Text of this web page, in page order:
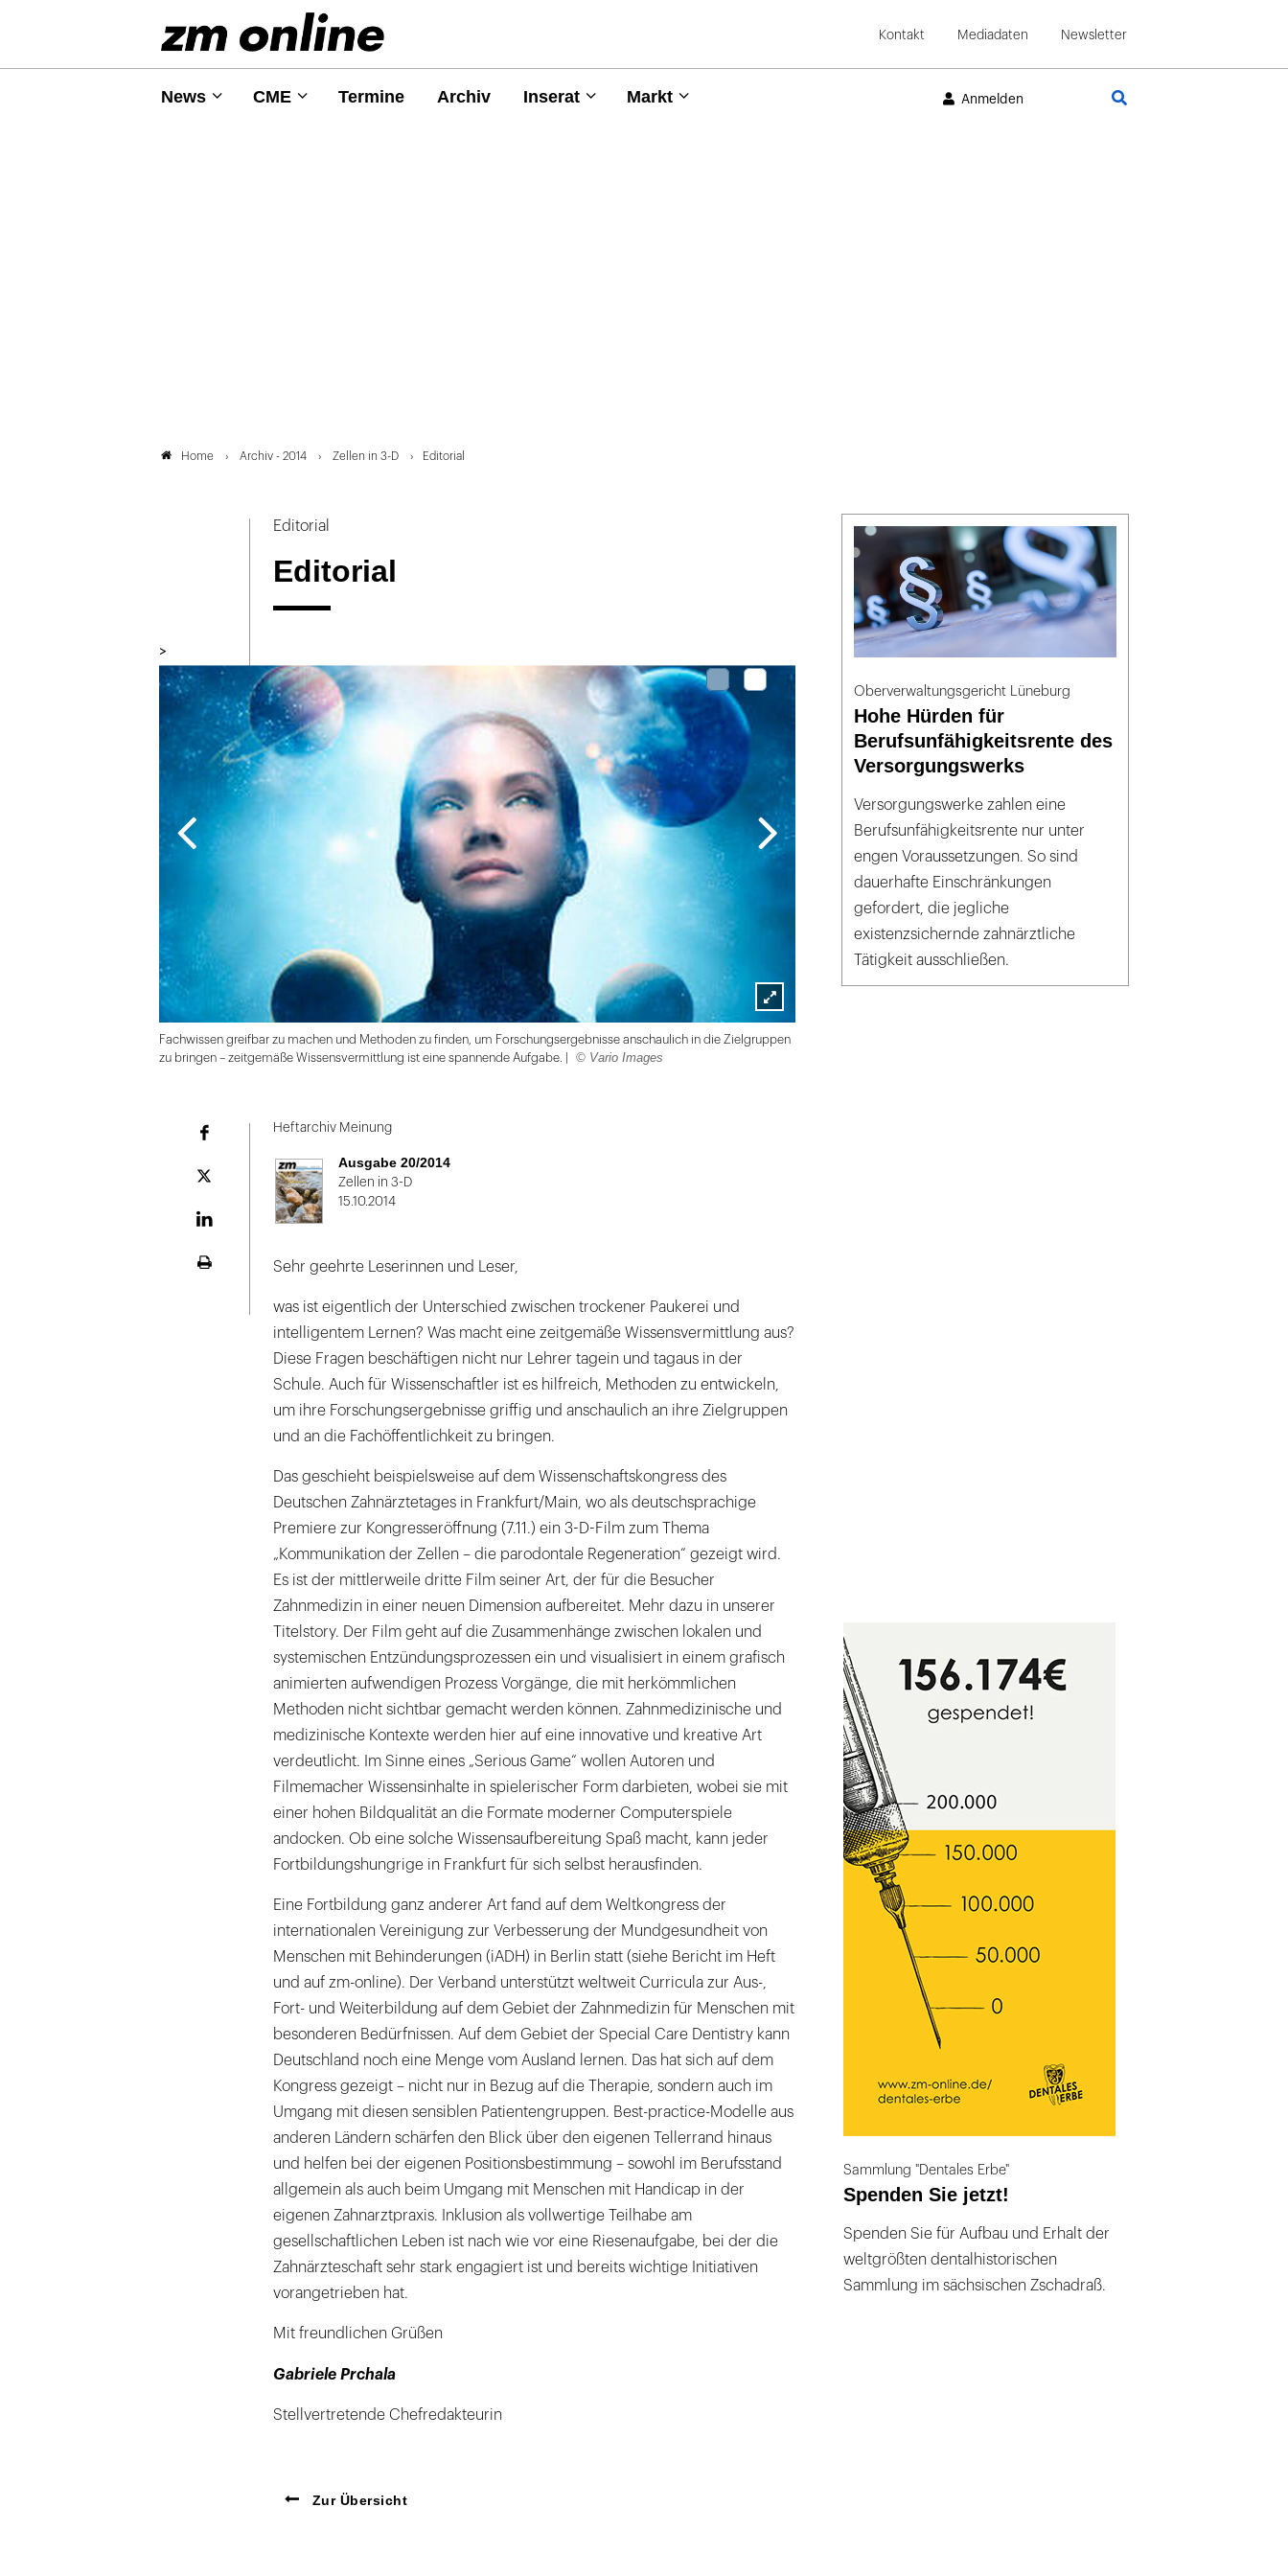
Kontakt Mediadaten Newsletter
News CME Termine Archiv Inserat Markt Anmelden
Home Archiv - 2014 Zellen in 3-D Editorial
Editorial
Editorial
>
Lightbox
öffnen
Fachwissen greifbar zu machen und Methoden zu finden, um Forschungsergebnisse anschaulich in die Zielgruppen
zu bringen – zeitgemäße Wissensvermittlung ist eine spannende Aufgabe. |
© Vario Images
greifbar
Forschungsergebnisse
Wissensvermittlung
Plattform
Heftarchiv Meinung
Ausgabe 20/2014
Zellen in 3-D
15.10.2014
Sehr geehrte Leserinnen und Leser,
was ist eigentlich der Unterschied zwischen trockener Paukerei und
intelligentem Lernen? Was macht eine zeitgemäße Wissensvermittlung aus?
Diese Fragen beschäftigen nicht nur Lehrer tagein und tagaus in der
Schule. Auch für Wissenschaftler ist es hilfreich, Methoden zu entwickeln,
um ihre Forschungsergebnisse griffig und anschaulich an ihre Zielgruppen
und an die Fachöffentlichkeit zu bringen.
Das geschieht beispielsweise auf dem Wissenschaftskongress des
Deutschen Zahnärztetages in Frankfurt/Main, wo als deutschsprachige
Premiere zur Kongresseröffnung (7.11.) ein 3-D-Film zum Thema
„Kommunikation der Zellen – die parodontale Regeneration“ gezeigt wird.
Es ist der mittlerweile dritte Film seiner Art, der für die Besucher
Zahnmedizin in einer neuen Dimension aufbereitet. Mehr dazu in unserer
Titelstory. Der Film geht auf die Zusammenhänge zwischen lokalen und
systemischen Entzündungsprozessen ein und visualisiert in einem grafisch
animierten aufwendigen Prozess Vorgänge, die mit herkömmlichen
Methoden nicht sichtbar gemacht werden können. Zahnmedizinische und
medizinische Kontexte werden hier auf eine innovative und kreative Art
verdeutlicht. Im Sinne eines „Serious Game“ wollen Autoren und
Filmemacher Wissensinhalte in spielerischer Form darbieten, wobei sie mit
einer hohen Bildqualität an die Formate moderner Computerspiele
andocken. Ob eine solche Wissensaufbereitung Spaß macht, kann jeder
Fortbildungshungrige in Frankfurt für sich selbst herausfinden.
Eine Fortbildung ganz anderer Art fand auf dem Weltkongress der
internationalen Vereinigung zur Verbesserung der Mundgesundheit von
Menschen mit Behinderungen (iADH) in Berlin statt (siehe Bericht im Heft
und auf zm-online). Der Verband unterstützt weltweit Curricula zur Aus-,
Fort- und Weiterbildung auf dem Gebiet der Zahnmedizin für Menschen mit
besonderen Bedürfnissen. Auf dem Gebiet der Special Care Dentistry kann
Deutschland noch eine Menge vom Ausland lernen. Das hat sich auf dem
Kongress gezeigt – nicht nur in Bezug auf die Therapie, sondern auch im
Umgang mit diesen sensiblen Patientengruppen. Best-practice-Modelle aus
anderen Ländern schärfen den Blick über den eigenen Tellerrand hinaus
und helfen bei der eigenen Positionsbestimmung – sowohl im Berufsstand
allgemein als auch beim Umgang mit Menschen mit Handicap in der
eigenen Zahnarztpraxis. Inklusion als vollwertige Teilhabe am
gesellschaftlichen Leben ist nach wie vor eine Riesenaufgabe, bei der die
Zahnärzteschaft sehr stark engagiert ist und bereits wichtige Initiativen
vorangetrieben hat.
Mit freundlichen Grüßen
Gabriele Prchala
Stellvertretende Chefredakteurin
Zur Übersicht
Oberverwaltungsgericht Lüneburg
Hohe Hürden für
Berufsunfähigkeitsrente des
Versorgungswerks
Versorgungswerke zahlen eine
Berufsunfähigkeitsrente nur unter
engen Voraussetzungen. So sind
dauerhafte Einschränkungen
gefordert, die jegliche
existenzsichernde zahnärztliche
Tätigkeit ausschließen.
Sammlung "Dentales Erbe"
Spenden Sie jetzt!
Spenden Sie für Aufbau und Erhalt der
weltgrößten dentalhistorischen
Sammlung im sächsischen Zschadraß.